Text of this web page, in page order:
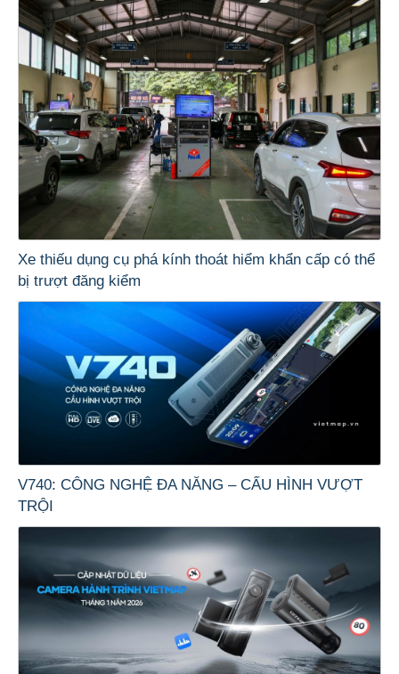
Xe thiếu dụng cụ phá kính thoát hiểm khẩn cấp có thể
bị trượt đăng kiểm
V740: CÔNG NGHỆ ĐA NĂNG – CẤU HÌNH VƯỢT
TRỘI